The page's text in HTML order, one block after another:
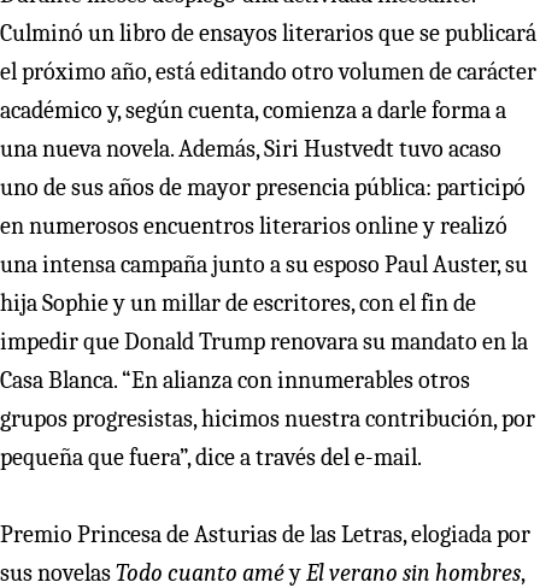
Culminó un libro de ensayos literarios que se publicará
el próximo año, está editando otro volumen de carácter
académico y, según cuenta, comienza a darle forma a
una nueva novela. Además, Siri Hustvedt tuvo acaso
uno de sus años de mayor presencia pública: participó
en numerosos encuentros literarios online y realizó
una intensa campaña junto a su esposo Paul Auster, su
hija Sophie y un millar de escritores, con el fin de
impedir que Donald Trump renovara su mandato en la
Casa Blanca. “En alianza con innumerables otros
grupos progresistas, hicimos nuestra contribución, por
pequeña que fuera”, dice a través del e-mail.
Premio Princesa de Asturias de las Letras, elogiada por
sus novelasTodo cuanto améyEl verano sin hombres,